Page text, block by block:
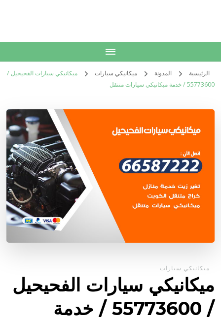
الرئيسية المدونة ميكانيكي سيارات
ميكانيكي سيارات الفحيحيل /
55773600‬ / خدمة ميكانيكي سيارات متنقل
ميكانيكي سيارات
ميكانيكي سيارات الفحيحيل
/ 55773600‬ / خدمة